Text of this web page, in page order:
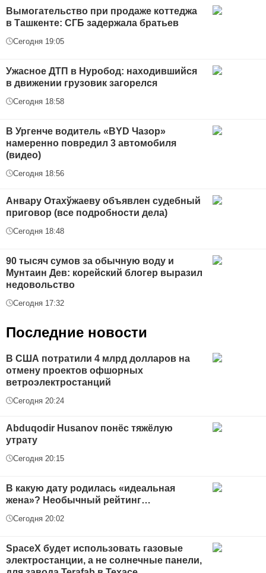
Вымогательство при продаже коттеджа
в Ташкенте: СГБ задержала братьев
Сегодня 19:05
Ужасное ДТП в Нуробод: находившийся
в движении грузовик загорелся
Сегодня 18:58
В Ургенче водитель «BYD Чазор»
намеренно повредил 3 автомобиля
(видео)
Сегодня 18:56
Анвару Отахўжаеву объявлен судебный
приговор (все подробности дела)
Сегодня 18:48
90 тысяч сумов за обычную воду и
Мунтаин Дев: корейский блогер выразил
недовольство
Сегодня 17:32
Последние новости
В США потратили 4 млрд долларов на
отмену проектов офшорных
ветроэлектростанций
Сегодня 20:24
Abduqodir Husanov понёс тяжёлую
утрату
Сегодня 20:15
В какую дату родилась «идеальная
жена»? Необычный рейтинг…
Сегодня 20:02
SpaceX будет использовать газовые
электростанции, а не солнечные панели,